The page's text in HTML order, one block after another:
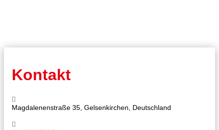
Kontakt
Magdalenenstraße 35, Gelsenkirchen, Deutschland